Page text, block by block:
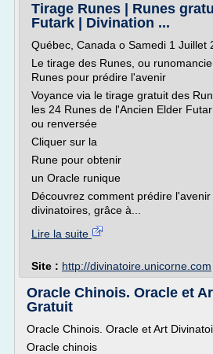
Tirage Runes | Runes
Futark | Divination ...
Québec, Canada o Samedi 1 Juillet
Le tirage des Runes, ou
Runes pour prédire l'avenir
Voyance via le tirage gratuit des
les 24 Runes de l'Ancien Elder
ou renversée
Cliquer sur la
Rune pour obtenir
un Oracle runique
Découvrez comment prédire
divinatoires, grâce à...
Lire la suite
Site : http://divinatoire.unicorne.com
Oracle Chinois. Oracle et
Gratuit
Oracle Chinois. Oracle et Art
Oracle chinois